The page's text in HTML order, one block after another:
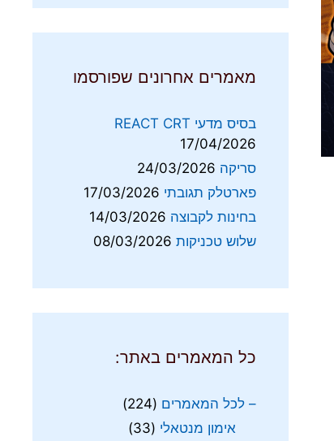
מאמרים אחרונים שפורסמו
בסיס מדעי REACT CRT
17/04/2026
סריקה 24/03/2026
פארטלק תגובתי 17/03/2026
בחינות לקבוצה 14/03/2026
שלוש טכניקות 08/03/2026
כל המאמרים באתר:
– לכל המאמרים (224)
אימון מנטאלי (33)